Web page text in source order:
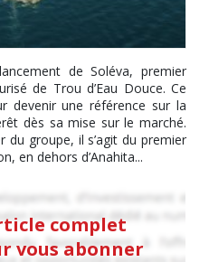
de Soléva, premier
de Trou d’Eau Douce. Ce
devenir une référence sur la
dès sa mise sur le marché.
groupe, il s’agit du premier
en dehors d’Anahita...
complet
vous abonner